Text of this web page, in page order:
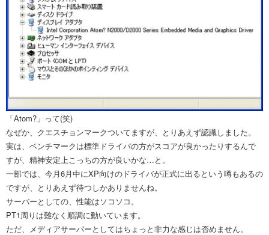
「Atom?」って(笑)
なぜか、クエスチョンマークついてますが、とりあえず認識しました。
実は、ベンチマークは標準ドライバの方がスコアが良かったりするんで
すが、精神安定上こっちの方が良いかな…と。
一部では、今月6月中にXP向けのドライバが正式に出るという噂もあるの
ですが、とりあえず待つしかありませんね。
サーバーとしての、性能はソコソコ。
PT1周りは難なく順調に動いています。
ただ、メディアサーバーとしてはちょっと非力な感じは否めません。